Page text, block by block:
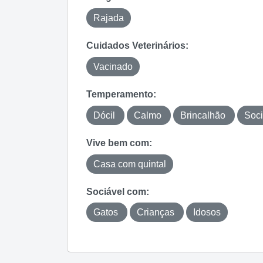
Rajada
Cuidados Veterinários:
Vacinado
Temperamento:
Dócil Calmo Brincalhão
Vive bem com:
Casa com quintal
Sociável com:
Gatos Crianças Idosos